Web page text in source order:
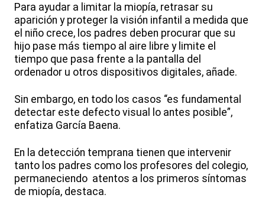
Para ayudar a limitar la miopía, retrasar su
aparición y proteger la visión infantil a medida que
el niño crece, los padres deben procurar que su
hijo pase más tiempo al aire libre y limite el
tiempo que pasa frente a la pantalla del
ordenador u otros dispositivos digitales, añade.
Sin embargo, en todo los casos “es fundamental
detectar este defecto visual lo antes posible”,
enfatiza García Baena.
En la detección temprana tienen que intervenir
tanto los padres como los profesores del colegio,
permaneciendo atentos a los primeros síntomas
de miopía, destaca.